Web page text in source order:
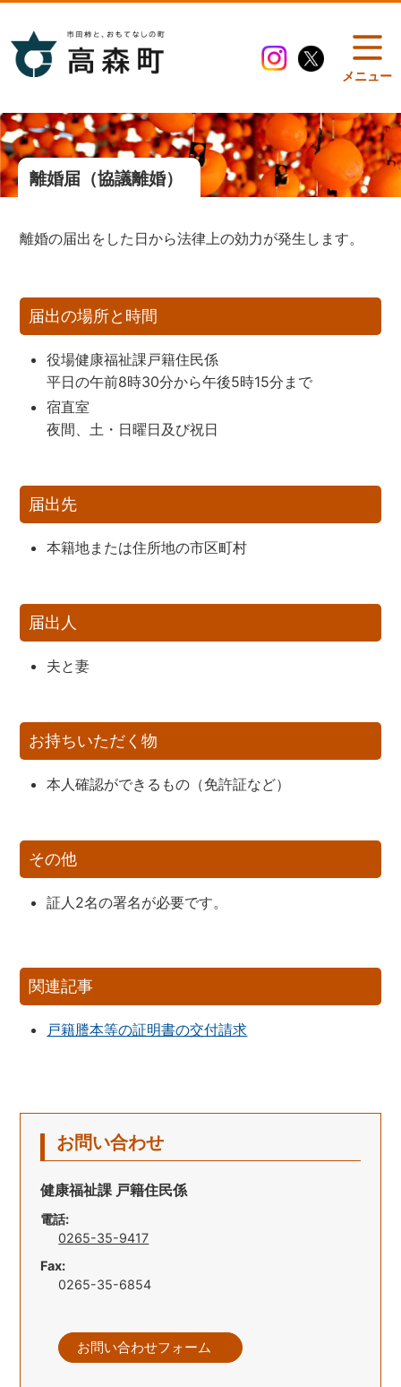
メニュー
離婚届（協議離婚）
離婚の届出をした日から法律上の効力が発生します。
届出の場所と時間
役場健康福祉課戸籍住民係
平日の午前8時30分から午後5時15分まで
宿直室
夜間、土・日曜日及び祝日
届出先
本籍地または住所地の市区町村
届出人
夫と妻
お持ちいただく物
本人確認ができるもの（免許証など）
その他
証人2名の署名が必要です。
関連記事
戸籍謄本等の証明書の交付請求
お問い合わせ
健康福祉課 戸籍住民係
電話:
0265-35-9417
Fax:
0265-35-6854
お問い合わせフォーム